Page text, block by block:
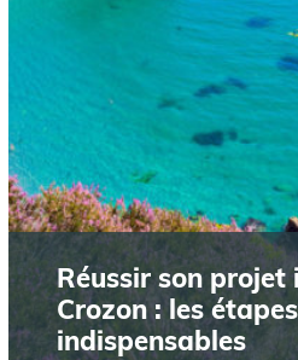
Réussir son projet
Crozon : les étapes
indispensables